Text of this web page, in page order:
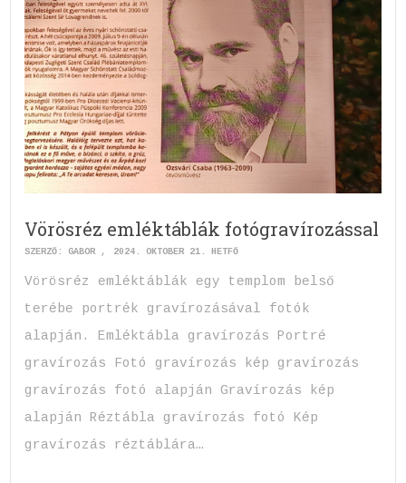
Vörösréz emléktáblák fotógravírozással
SZERZŐ:GABOR 2024. OKTÓBER 21. HÉTFŐ
Vörösréz emléktáblák egy templom belső
terébe portrék gravírozásával fotók
alapján. Emléktábla gravírozás Portré
gravírozás Fotó gravírozás kép gravírozás
gravírozás fotó alapján Gravírozás kép
alapján Réztábla gravírozás fotó Kép
gravírozás réztáblára…